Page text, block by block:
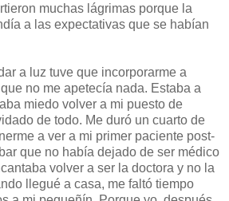
muchas lágrimas porque la
a las expectativas que se habían
a luz tuve que incorporarme a
no me apetecía nada. Estaba a
miedo volver a mi puesto de
de todo. Me duró un cuarto de
a ver a mi primer paciente post-
que no había dejado de ser médico
volver a ser la doctora y no la
llegué a casa, me faltó tiempo